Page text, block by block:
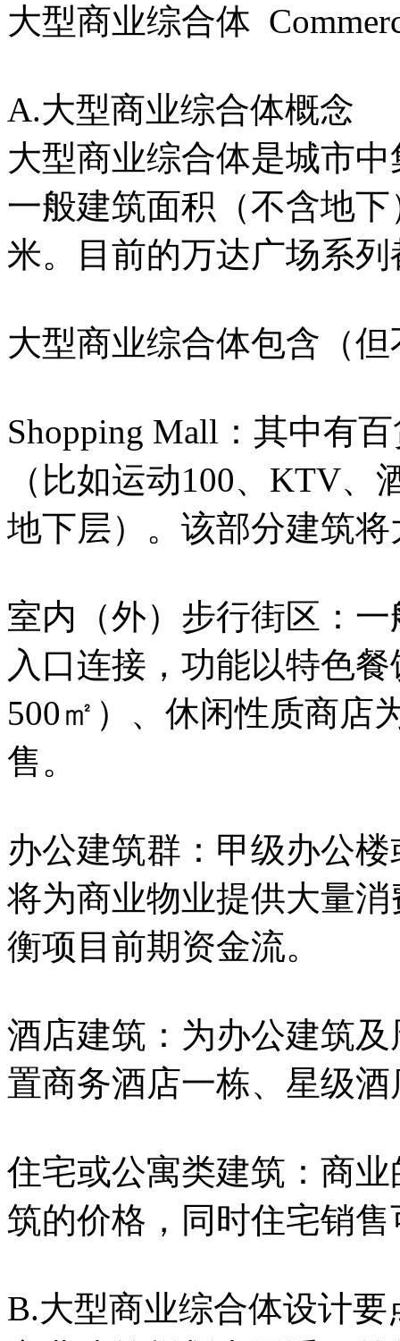
大型商业综合体
A.大型商业综合体概念
大型商业综合体是城市
一般建筑面积（不含地
米。目前的万达广场系
大型商业综合体包含（
Shopping Mall：其中有
（比如运动100、KTV
地下层）。该部分建筑
室内（外）步行街区：
入口连接，功能以特色
500㎡）、休闲性质商店
售。
办公建筑群：甲级办公
将为商业物业提供大量
衡项目前期资金流。
酒店建筑：为办公建筑
置商务酒店一栋、星级
住宅或公寓类建筑：商
筑的价格，同时住宅销
B.大型商业综合体设计要